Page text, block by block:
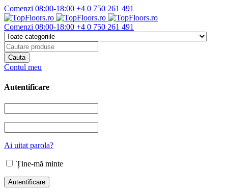
Comenzi 08:00-18:00 +4 0 750 261 491
Comenzi 08:00-18:00 +4 0 750 261 491
Contul meu
Autentificare
Ai uitat parola?
Ține-mă minte